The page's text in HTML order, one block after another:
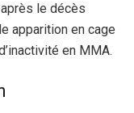
le décès
apparition en cage
en MMA.